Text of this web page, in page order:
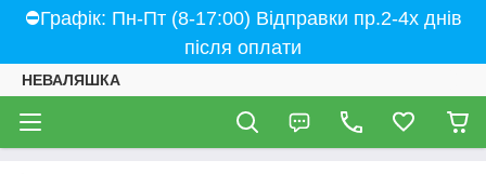
⛔Графік: Пн-Пт (8-17:00) Відправки пр.2-4х днів
після оплати
НЕВАЛЯШКА